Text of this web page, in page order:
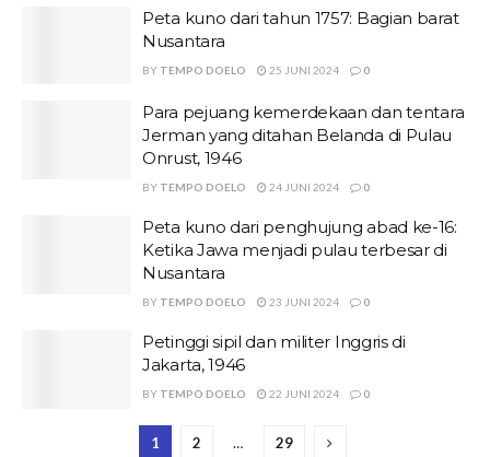
Peta kuno dari tahun 1757: Bagian barat
Nusantara
BY TEMPO DOELO 25 JUNI 2024 0
Para pejuang kemerdekaan dan tentara
Jerman yang ditahan Belanda di Pulau
Onrust, 1946
BY TEMPO DOELO 24 JUNI 2024 0
Peta kuno dari penghujung abad ke-16:
Ketika Jawa menjadi pulau terbesar di
Nusantara
BY TEMPO DOELO 23 JUNI 2024 0
Petinggi sipil dan militer Inggris di
Jakarta, 1946
BY TEMPO DOELO 22 JUNI 2024 0
1 2 … 29